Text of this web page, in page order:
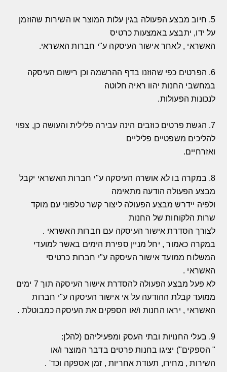
5. חיוב מבצע הפעולה בגין עלות המוצר או השירות שהוזמן
על ידו, יתבצע באמצעות כרטיס
האשראי ,לאחר אישור העיסקה ע"י חברות האשראי.
6. הפרטים כפי שהוזנו בדף ההרשמה וכן רישום העיסקה
במחשבי החנות יהוו ראיה חלוטה
לנכונות הפעולות.
7. הגשת פרטים כוזבים הינה עבירה פלילית והעושה כן, צפוי
להליכים משפטיים פליליים
ואזרחיים.
8. במקרה בו לא אושרה העיסקה ע"י חברות האשראי יקבל
מבצע הפעולה הודעה מתאימה
ולפיה יידרש מבצע הפעולה ליצור קשר טלפוני עם מוקד
שרות הלקוחות של החנות
לצורך הסדרת אישור העיסקה עם חברות האשראי .
במקרה כאמור , יחל מניין ספירת הימים באשר למועדי
המשלוח ממועד אישור העיסקה ע"י חברות כרטיסי
האשראי .
לא פעל מבצע הפעולה להסדרת אישור העיסקה תוך 7 ימים
ממועד קבלת ההודעה על אי אישור העיסקה ע"י חברות
האשראי , יראו החנות ו/או הספקים את העיסקה כמבוטלת .
9. בעלי החנויות ובתי העסק ומפעיליהם (להלן:
" הספקים") יציגו בחנות פרטים בדבר המוצר ו/או
השירות , מחירו, תעודת אחריות , זמן אספקה וכד' .